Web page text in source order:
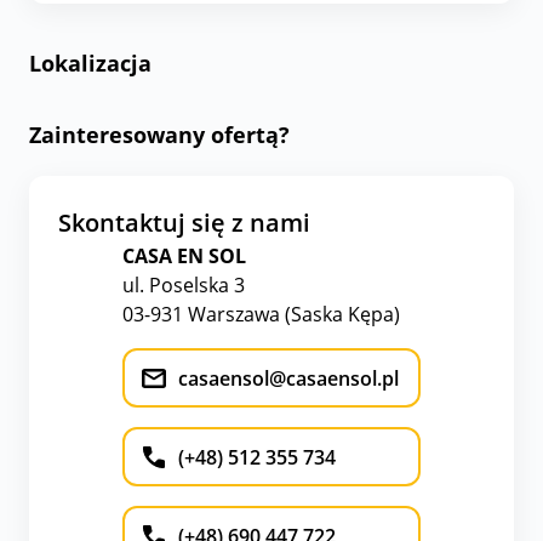
Lokalizacja
Zainteresowany ofertą?
Skontaktuj się z nami
CASA EN SOL
ul. Poselska 3
03-931 Warszawa (Saska Kępa)
casaensol@casaensol.pl
(+48) 512 355 734